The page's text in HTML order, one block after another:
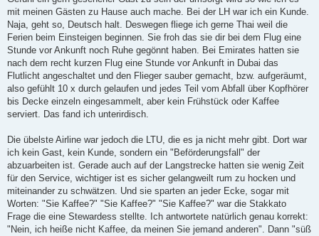
mit meinen Gästen zu Hause auch mache. Bei der LH war ich ein Kunde.
Naja, geht so, Deutsch halt. Deswegen fliege ich gerne Thai weil die
Ferien beim Einsteigen beginnen. Sie froh das sie dir bei dem Flug eine
Stunde vor Ankunft noch Ruhe gegönnt haben. Bei Emirates hatten sie
nach dem recht kurzen Flug eine Stunde vor Ankunft in Dubai das
Flutlicht angeschaltet und den Flieger sauber gemacht, bzw. aufgeräumt,
also gefühlt 10 x durch gelaufen und jedes Teil vom Abfall über Kopfhörer
bis Decke einzeln eingesammelt, aber kein Frühstück oder Kaffee
serviert. Das fand ich unterirdisch.
Die übelste Airline war jedoch die LTU, die es ja nicht mehr gibt. Dort war
ich kein Gast, kein Kunde, sondern ein "Beförderungsfall" der
abzuarbeiten ist. Gerade auch auf der Langstrecke hatten sie wenig Zeit
für den Service, wichtiger ist es sicher gelangweilt rum zu hocken und
miteinander zu schwätzen. Und sie sparten an jeder Ecke, sogar mit
Worten: "Sie Kaffee?" "Sie Kaffee?" "Sie Kaffee?" war die Stakkato
Frage die eine Stewardess stellte. Ich antwortete natürlich genau korrekt:
"Nein, ich heiße nicht Kaffee, da meinen Sie jemand anderen". Dann "süß